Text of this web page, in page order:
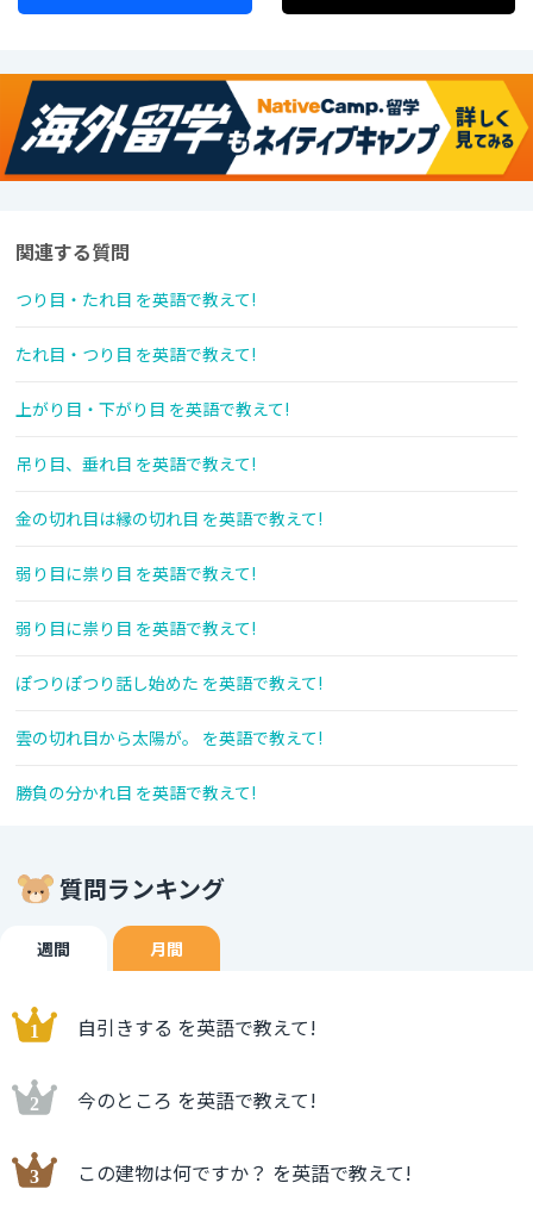
関連する質問
つり目・たれ目 を英語で教えて!
たれ目・つり目 を英語で教えて!
上がり目・下がり目 を英語で教えて!
吊り目、垂れ目 を英語で教えて!
金の切れ目は縁の切れ目 を英語で教えて!
弱り目に祟り目 を英語で教えて!
弱り目に祟り目 を英語で教えて!
ぽつりぽつり話し始めた を英語で教えて!
雲の切れ目から太陽が。 を英語で教えて!
勝負の分かれ目 を英語で教えて!
質問ランキング
週間 月間
自引きする を英語で教えて!
今のところ を英語で教えて!
この建物は何ですか？ を英語で教えて!